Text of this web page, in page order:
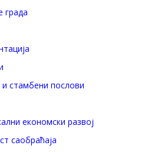
града
стамбени послови
економски развој
саобраћаја